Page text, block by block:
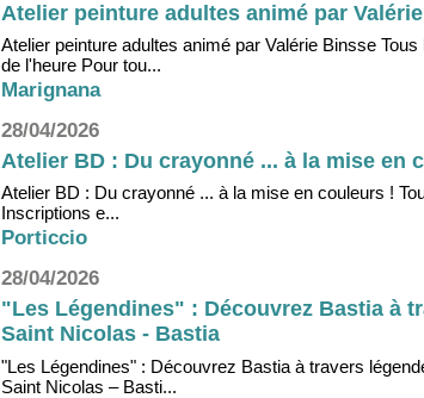
Atelier peinture adultes animé par
Atelier peinture adultes animé par Valérie Binsse
de l'heure Pour tou...
Marignana
28/04/2026
Atelier BD : Du crayonné ... à la mise en
Atelier BD : Du crayonné ... à la mise en couleurs !
Inscriptions e...
Porticcio
28/04/2026
"Les Légendines" : Découvrez Bastia à
Saint Nicolas - Bastia
"Les Légendines" : Découvrez Bastia à travers
Saint Nicolas – Basti...